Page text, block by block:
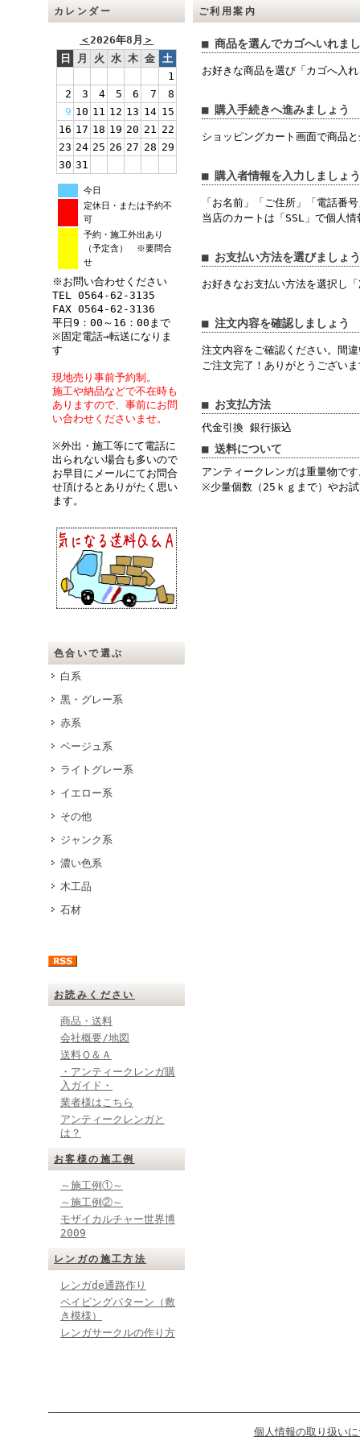
カレンダー
＜2026年8月 ＞
日
月 火 水 木 金 土
1
2
3 4 5 6 7
8
9 10 11 12 13 14 15
16 17 18 19 20 21 22
23 24 25 26 27 28 29
30 31
今日
定休日・または予約不
可
予約・施工外出あり
（予定含） ※要問合
せ
※お問い合わせください
TEL 0564-62-3135
FAX 0564-62-3136
平日9：00～16：00まで
※固定電話→転送になりま
す
現地売り事前予約制。
施工や納品などで不在時も
ありますので、事前にお問
い合わせくださいませ。
※外出・施工等にて電話に
出られない場合も多いので
お早目にメールにてお問合
せ頂けるとありがたく思い
ます。
色合いで選ぶ
白系
黒・グレー系
赤系
ベージュ系
ライトグレー系
イエロー系
その他
ジャンク系
濃い色系
木工品
石材
お読みください
商品・送料
会社概要/地図
送料Ｑ＆Ａ
・アンティークレンガ購
入ガイド・
業者様はこちら
アンティークレンガと
は？
お客様の施工例
～施工例①～
～施工例②～
モザイカルチャー世界博
2009
レンガの施工方法
レンガde通路作り
ペイビングパターン（敷
き模様）
レンガサークルの作り方
ご利用案内
■ 商品を選んでカゴへいれま
お好きな商品を選び「カゴへ入
■ 購入手続きへ進みましょう
ショッピングカート画面で商品
■ 購入者情報を入力しましょう
「お名前」「ご住所」「電話番
当店のカートは「SSL」で個人
■ お支払い方法を選びましょう
お好きなお支払い方法を選択し
■ 注文内容を確認しましょう
注文内容をご確認ください。間
ご注文完了！ありがとうござい
■ お支払方法
代金引換 銀行振込
■ 送料について
アンティークレンガは重量物で
※少量個数（25ｋｇまで）やお
個人情報の取り扱い